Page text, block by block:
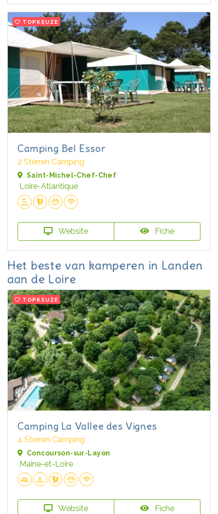
TOPKEUZE
Camping Bel Essor
2 Sterren Camping
Saint-Michel-Chef-Chef
Loire-Atlantique
Website Fiche
Het beste van kamperen in Landen
aan de Loire
TOPKEUZE
Camping La Vallee des Vignes
4 Sterren Camping
Concourson-sur-Layon
Maine-et-Loire
Website Fiche